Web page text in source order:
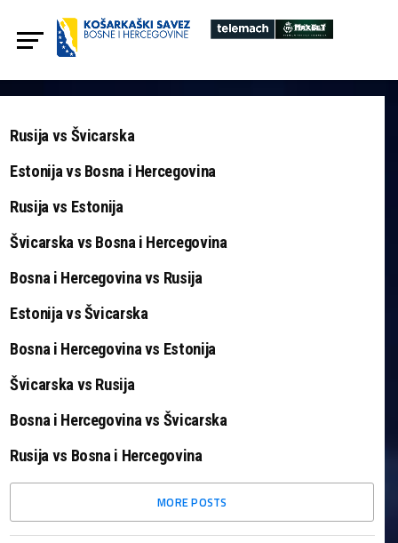
Rusija vs Švicarska
Estonija vs Bosna i Hercegovina
Rusija vs Estonija
Švicarska vs Bosna i Hercegovina
Bosna i Hercegovina vs Rusija
Estonija vs Švicarska
Bosna i Hercegovina vs Estonija
Švicarska vs Rusija
Bosna i Hercegovina vs Švicarska
Rusija vs Bosna i Hercegovina
MORE POSTS